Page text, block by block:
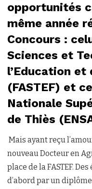
opportunités
même année
Concours :
Sciences et
l’Education et
(FASTEF) et
Nationale
de Thiès
Mais ayant reçu
nouveau Docteur en
place de la FASTEF.
d’abord par un